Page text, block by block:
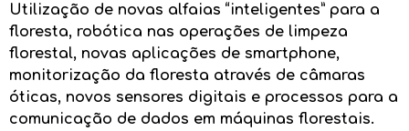
Utilização de novas alfaias “inteligentes” para a
floresta, robótica nas operações de limpeza
florestal, novas aplicações de smartphone,
monitorização da floresta através de câmaras
óticas, novos sensores digitais e processos para a
comunicação de dados em máquinas florestais.